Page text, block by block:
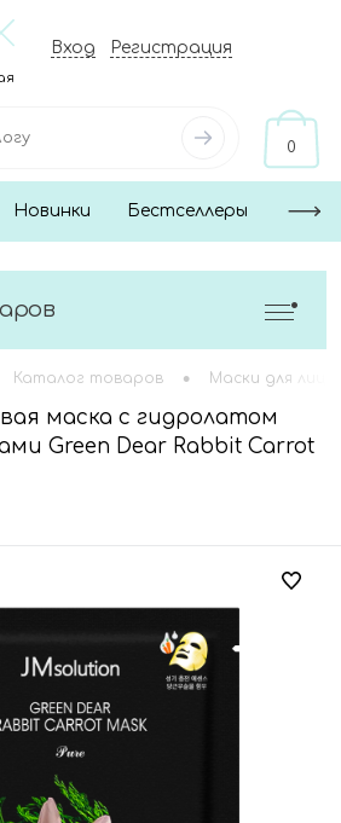
Вход Регистрация
0
Новинки Бестселлеры
Каталог товаров • Маски для лица
маска с гидролатом
Green Dear Rabbit Carrot